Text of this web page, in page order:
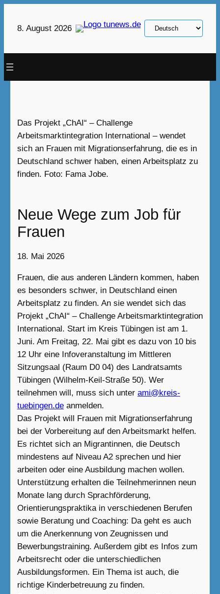
8. August 2026
Sprache
auswählen
Das Projekt „ChAI“ – Challenge
Arbeitsmarktintegration International – wendet
sich an Frauen mit Migrationserfahrung, die es in
Deutschland schwer haben, einen Arbeitsplatz zu
finden. Foto: Fama Jobe.
Neue Wege zum Job für
Frauen
18. Mai 2026
Frauen, die aus anderen Ländern kommen, haben
es besonders schwer, in Deutschland einen
Arbeitsplatz zu finden. An sie wendet sich das
Projekt „ChAI“ – Challenge Arbeitsmarktintegration
International. Start im Kreis Tübingen ist am 1.
Juni. Am Freitag, 22. Mai gibt es dazu von 10 bis
12 Uhr eine Infoveranstaltung im Mittleren
Sitzungsaal (Raum D0 04) des Landratsamts
Tübingen (Wilhelm-Keil-Straße 50). Wer
teilnehmen will, muss sich unter ami@kreis-
tuebingen.deanmelden.
Das Projekt will Frauen mit Migrationserfahrung
bei der Vorbereitung auf den Arbeitsmarkt helfen.
Es richtet sich an Migrantinnen, die Deutsch
mindestens auf Niveau A2 sprechen und hier
arbeiten oder eine Ausbildung machen wollen.
Unterstützung erhalten die Teilnehmerinnen neun
Monate lang durch Sprachförderung,
Orientierungspraktika in verschiedenen Berufen
sowie Beratung und Coaching: Da geht es auch
um die Anerkennung von Zeugnissen und
Bewerbungstraining. Außerdem gibt es Infos zum
Arbeitsrecht oder die unterschiedlichen
Ausbildungsformen. Ein Thema ist auch, die
richtige Kinderbetreuung zu finden.